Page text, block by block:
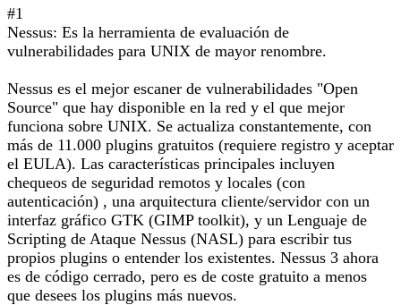
#1
Nessus: Es la herramienta de evaluación de
vulnerabilidades para UNIX de mayor renombre.
Nessus es el mejor escaner de vulnerabilidades "Open
Source" que hay disponible en la red y el que mejor
funciona sobre UNIX. Se actualiza constantemente, con
más de 11.000 plugins gratuitos (requiere registro y aceptar
el EULA). Las características principales incluyen
chequeos de seguridad remotos y locales (con
autenticación) , una arquitectura cliente/servidor con un
interfaz gráfico GTK (GIMP toolkit), y un Lenguaje de
Scripting de Ataque Nessus (NASL) para escribir tus
propios plugins o entender los existentes. Nessus 3 ahora
es de código cerrado, pero es de coste gratuito a menos
que desees los plugins más nuevos.